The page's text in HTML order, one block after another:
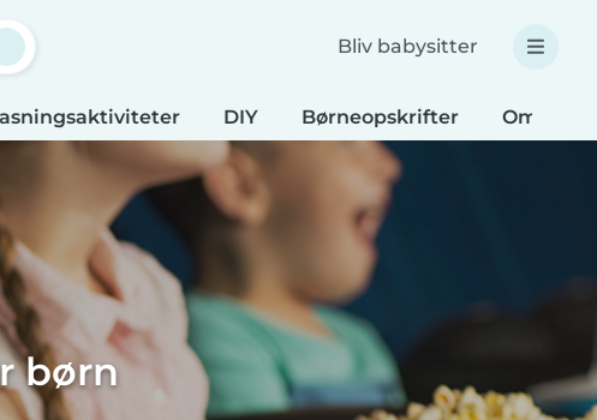
Bliv babysitter
DIY Børneopskrifter Omsorg
børn